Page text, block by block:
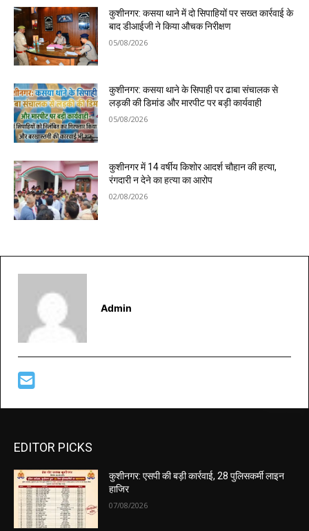
कुशीनगर: कसया थाने में दो सिपाहियों पर सख्त कार्रवाई के
बाद डीआईजी ने किया औचक निरीक्षण
05/08/2026
कुशीनगर: कसया थाने के सिपाही पर ढाबा संचालक से
लड़की की डिमांड और मारपीट पर बड़ी कार्यवाही
05/08/2026
कुशीनगर में 14 वर्षीय किशोर आदर्श चौहान की हत्या,
रंगदारी न देने का हत्या का आरोप
02/08/2026
Admin
EDITOR PICKS
कुशीनगर: एसपी की बड़ी कार्रवाई, 28 पुलिसकर्मी लाइन
हाजिर
07/08/2026